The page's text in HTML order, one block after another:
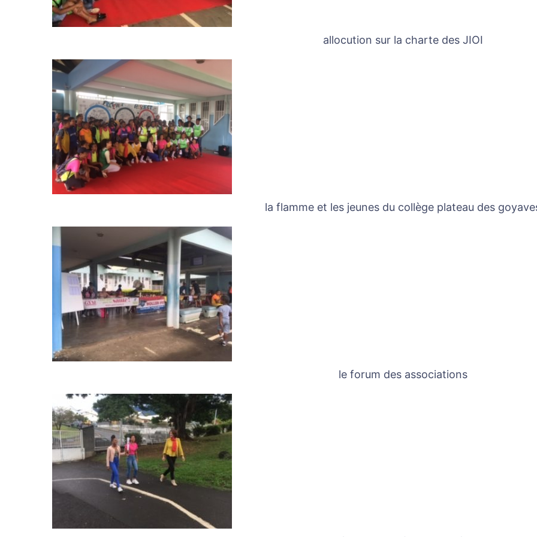
allocution sur la charte des JIOI
la flamme et les jeunes du collège plateau des
le forum des associations